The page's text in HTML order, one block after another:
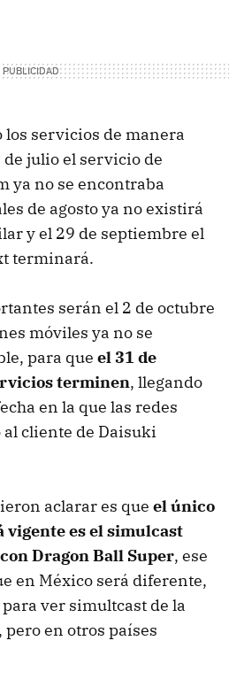
los servicios de manera
julio el servicio de
ya no se encontraba
de agosto ya no existirá
y el 29 de septiembre el
terminará.
serán el 2 de octubre
móviles ya no se
para que el 31 de
terminen, llegando
en la que las redes
cliente de Daisuki
aclarar es que el único
vigente es el simulcast
Dragon Ball Super, ese
en México será diferente,
ver simultcast de la
, pero en otros países